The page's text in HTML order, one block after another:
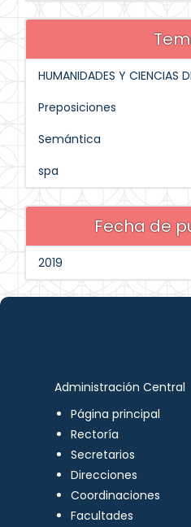
HUMANIDADES Y CIENCIAS
Preposiciones
Semántica
spa
Fecha de
2019
Administración Central
Página principal
Rectoría
Secretarios
Direcciones
Coordinaciones
Facultades